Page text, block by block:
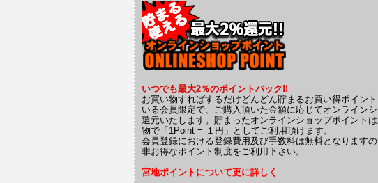
いつでも最大2％のポイントバック!!
お買い物すればするだけどんどん貯まるお買い得ポイン
いる会員限定で、ご購入頂いた金額に応じてオンライン
還元いたします。貯まったオンラインショップポイント
物で「1Point = １円」としてご利用頂けます。
会員登録における登録費用及び手数料は無料となります
非お得なポイント制度をご利用下さい。
宮地ポイントについて更に詳しく